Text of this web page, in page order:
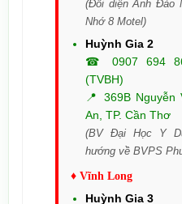
(Đối diện Anh Đào
Nhớ 8 Motel)
Huỳnh Gia 2
☎ 0907 694
(TVBH)
📍 369B Nguyễn
An, TP. Cần Thơ
(BV Đại Học Y
hướng về BVPS
♦ Vĩnh Long
Huỳnh Gia 3